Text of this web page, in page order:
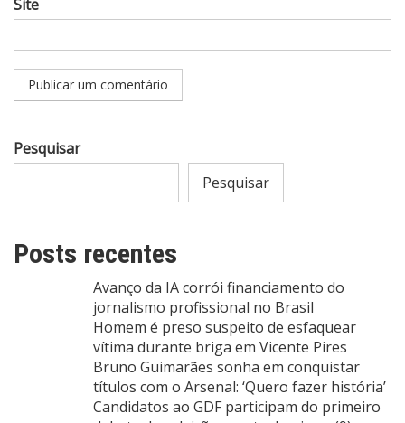
Site
Pesquisar
Pesquisar
Posts recentes
Avanço da IA corrói financiamento do
jornalismo profissional no Brasil
Homem é preso suspeito de esfaquear
vítima durante briga em Vicente Pires
Bruno Guimarães sonha em conquistar
títulos com o Arsenal: ‘Quero fazer história’
Candidatos ao GDF participam do primeiro